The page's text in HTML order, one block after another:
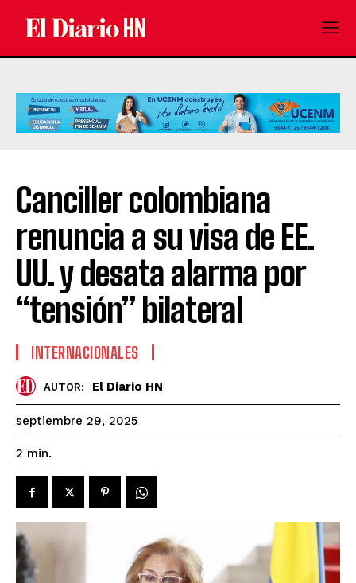
Canciller colombiana
renuncia a su visa de EE.
UU. y desata alarma por
“tensión” bilateral
INTERNACIONALES
AUTOR: El Diario HN
septiembre 29, 2025
2 min.